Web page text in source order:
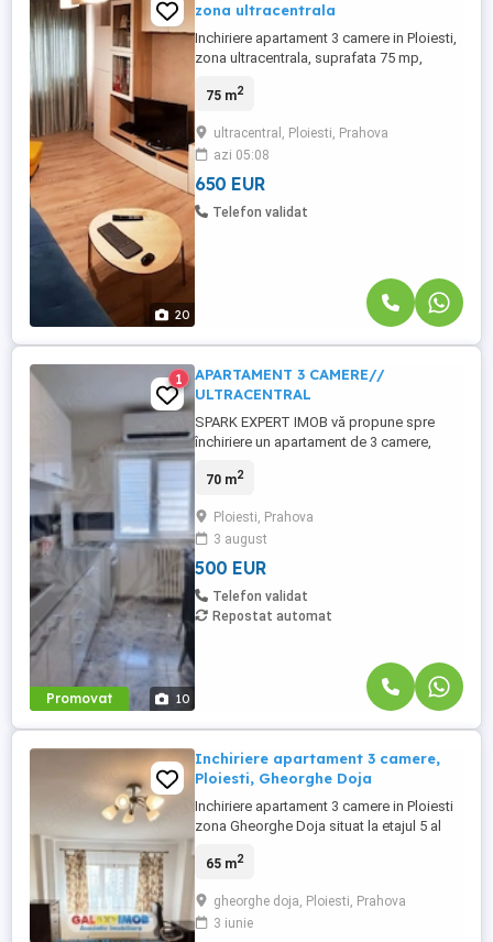
20
zona ultracentrala
Inchiriere apartament 3 camere in Ploiesti,
zona ultracentrala, suprafata 75 mp,
unui bloc cu regim inaltime P+8 E.
dispune de finisaje precum: parchet,
gresie, faianta, usa intrare metalica,
vopsea lavabila, usi interior ...
75 m2
ultracentral, Ploiesti, Prahova
azi 05:08
650 EUR
Telefon validat
Promovat 10
1
APARTAMENT 3 CAMERE//
ULTRACENTRAL
SPARK EXPERT IMOB vă propune spre
închiriere un apartament de 3 camere,
într-o zonă cu acces rapid către toate
este complet mobilată și utilată, fiind
pregătită pentru mutare imediată și oferă:
* 3 camere spațioase; * ...
70 m2
Ploiesti, Prahova
3 august
500 EUR
Telefon validat
Repostat automat
Inchiriere apartament 3 camere,
Ploiesti, Gheorghe Doja
Inchiriere apartament 3 camere in Ploiesti
zona Gheorghe Doja situat la etajul 5 al
avand ca vecinatati si puncte de interes:
Carrefour, scoala Gimnaziala Sfantul
Vasile, magazine, scoli, gradinite, statii
65 m2
gheorghe doja, Ploiesti, Prahova
3 iunie